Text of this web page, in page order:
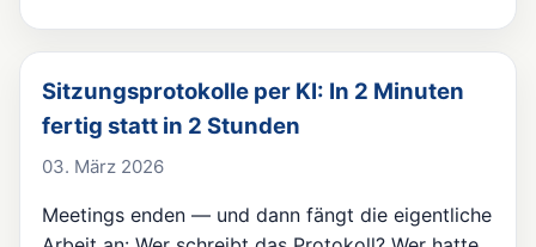
Sitzungsprotokolle per KI: In 2 Minuten
fertig statt in 2 Stunden
03. März 2026
Meetings enden — und dann fängt die eigentliche